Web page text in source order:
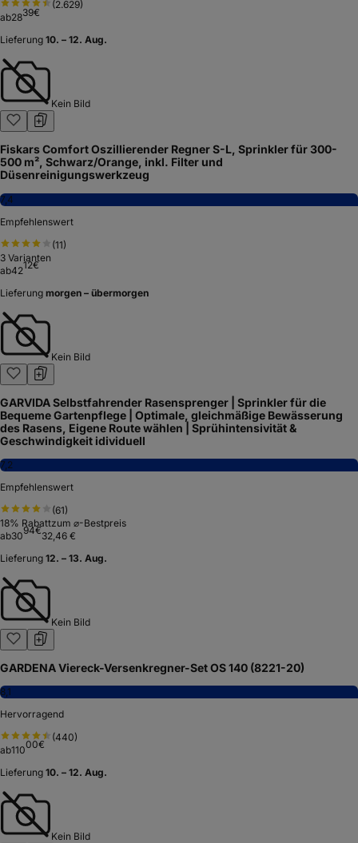
(2.629)
ab2839€
Lieferung 10. – 12. Aug.
Kein Bild
Fiskars Comfort Oszillierender Regner S-L, Sprinkler für 300-
500 m², Schwarz/Orange, inkl. Filter und
Düsenreinigungswerkzeug
7,4
Empfehlenswert
(11)
3 Varianten
ab4212€
Lieferung morgen – übermorgen
Kein Bild
GARVIDA Selbstfahrender Rasensprenger | Sprinkler für die
Bequeme Gartenpflege | Optimale, gleichmäßige Bewässerung
des Rasens, Eigene Route wählen | Sprühintensivität &
Geschwindigkeit idividuell
7,2
Empfehlenswert
(61)
18% Rabattzum ⌀-Bestpreis
ab3094€32,46 €
Lieferung 12. – 13. Aug.
Kein Bild
GARDENA Viereck-Versenkregner-Set OS 140 (8221-20)
8,1
Hervorragend
(440)
ab11000€
Lieferung 10. – 12. Aug.
Kein Bild